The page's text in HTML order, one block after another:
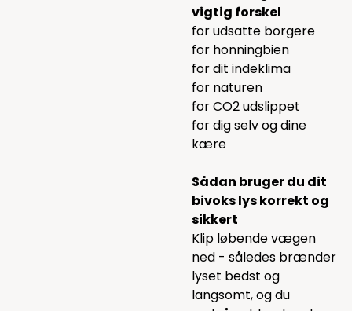
vigtig forskel
for udsatte borgere
for honningbien
for dit indeklima
for naturen
for CO2 udslippet
for dig selv og dine
kære
Sådan bruger du dit
bivoks lys korrekt og
sikkert
Klip løbende vægen
ned - således brænder
lyset bedst og
langsomt, og du